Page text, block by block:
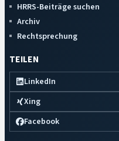
HRRS-Beiträge suchen
Archiv
Rechtsprechung
TEILEN
LinkedIn
Xing
Facebook